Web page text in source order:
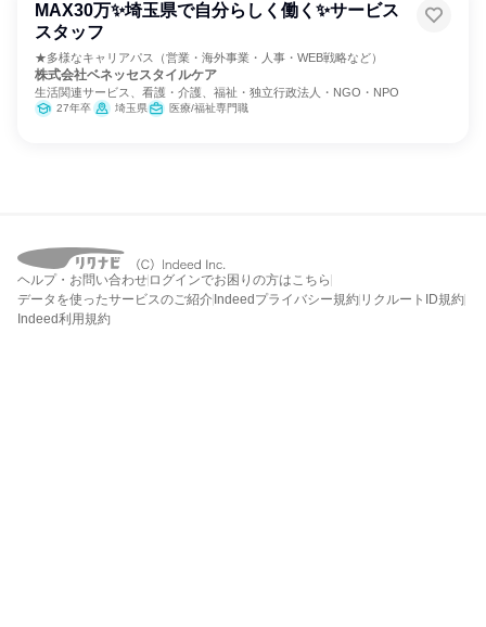
MAX30万✨埼玉県で自分らしく働く✨サービス
スタッフ
★多様なキャリアパス（営業・海外事業・人事・WEB戦略など）
株式会社ベネッセスタイルケア
生活関連サービス、看護・介護、福祉・独立行政法人・NGO・NPO
27年卒 埼玉県 医療/福祉専門職
ヘルプ・お問い合わせ ログインでお困りの方はこちら
データを使ったサービスのご紹介 Indeedプライバシー規約 リクルートID規約
Indeed利用規約